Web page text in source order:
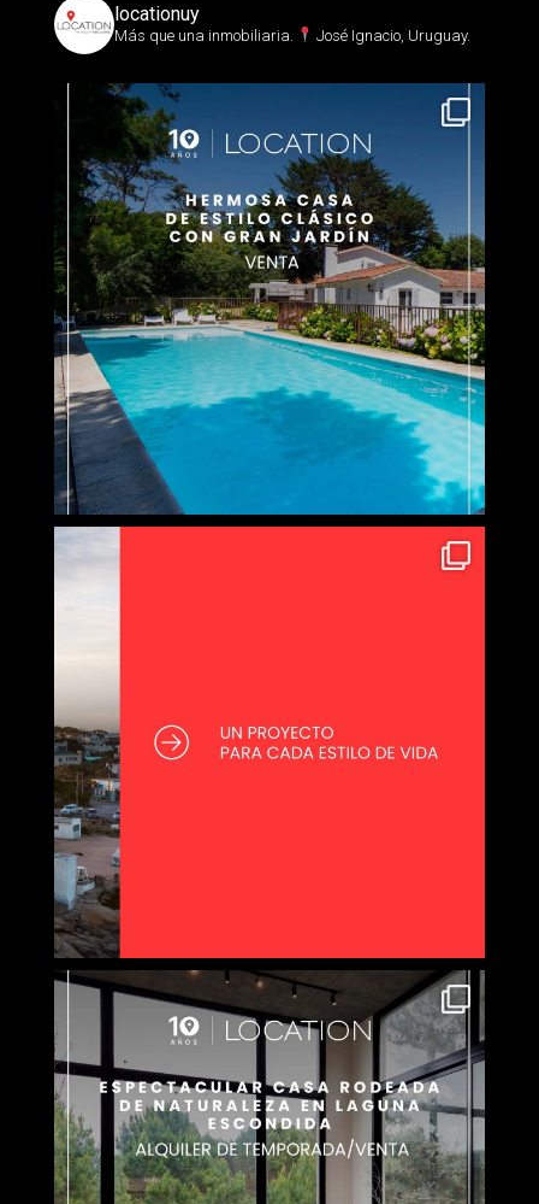
locationuy
Más que una inmobiliaria.⁣ José Ignacio, Uruguay.